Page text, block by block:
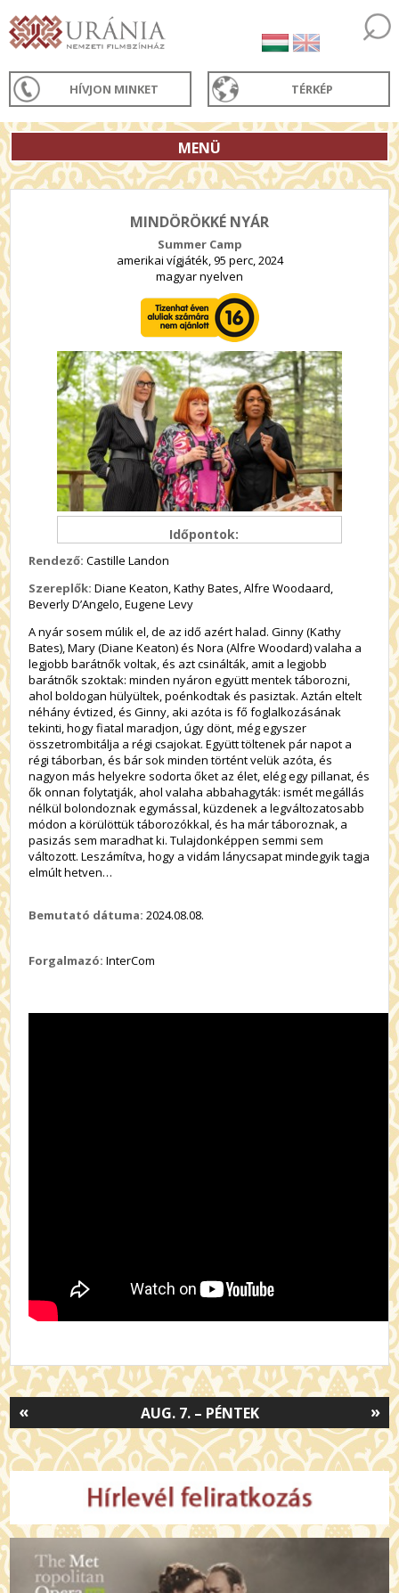
HÍVJON MINKET TÉRKÉP
MENÜ
MINDÖRÖKKÉ NYÁR
Summer Camp
amerikai vígjáték, 95 perc, 2024
magyar nyelven
Időpontok:
Rendező: Castille Landon
Szereplők: Diane Keaton, Kathy Bates, Alfre Woodaard,
Beverly D’Angelo, Eugene Levy
A nyár sosem múlik el, de az idő azért halad. Ginny (Kathy
Bates), Mary (Diane Keaton) és Nora (Alfre Woodard) valaha a
legjobb barátnők voltak, és azt csinálták, amit a legjobb
barátnők szoktak: minden nyáron együtt mentek táborozni,
ahol boldogan hülyültek, poénkodtak és pasiztak. Aztán eltelt
néhány évtized, és Ginny, aki azóta is fő foglalkozásának
tekinti, hogy fiatal maradjon, úgy dönt, még egyszer
összetrombitálja a régi csajokat. Együtt töltenek pár napot a
régi táborban, és bár sok minden történt velük azóta, és
nagyon más helyekre sodorta őket az élet, elég egy pillanat, és
ők onnan folytatják, ahol valaha abbahagyták: ismét megállás
nélkül bolondoznak egymással, küzdenek a legváltozatosabb
módon a körülöttük táborozókkal, és ha már táboroznak, a
pasizás sem maradhat ki. Tulajdonképpen semmi sem
változott. Leszámítva, hogy a vidám lánycsapat mindegyik tagja
elmúlt hetven…
Bemutató dátuma: 2024.08.08.
Forgalmazó: InterCom
»
AUG. 7. – PÉNTEK
«